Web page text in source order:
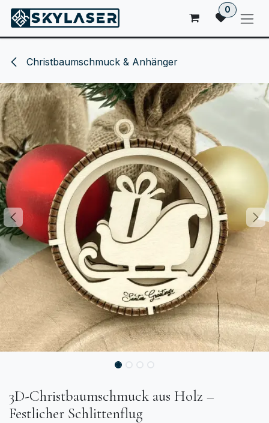
0
Christbaumschmuck & Anhänger
3D-Christbaumschmuck aus Holz –
Festlicher Schlittenflug